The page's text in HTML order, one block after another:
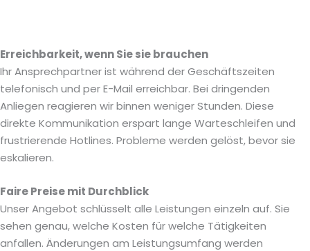
Erreichbarkeit, wenn Sie sie brauchen
Ihr Ansprechpartner ist während der Geschäftszeiten
telefonisch und per E-Mail erreichbar. Bei dringenden
Anliegen reagieren wir binnen weniger Stunden. Diese
direkte Kommunikation erspart lange Warteschleifen und
frustrierende Hotlines. Probleme werden gelöst, bevor sie
eskalieren.
Faire Preise mit Durchblick
Unser Angebot schlüsselt alle Leistungen einzeln auf. Sie
sehen genau, welche Kosten für welche Tätigkeiten
anfallen. Änderungen am Leistungsumfang werden